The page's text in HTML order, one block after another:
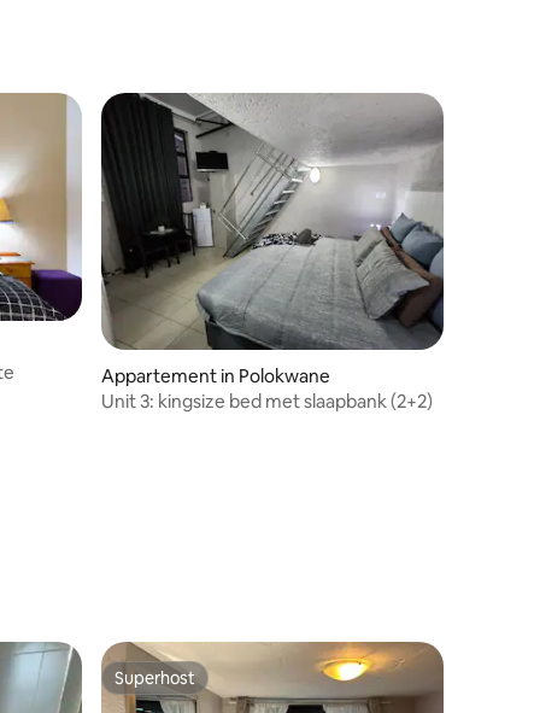
Appartement in Polokwane
Unit 3: kingsize bed met slaapbank (2+2)
Superhost
Superhost